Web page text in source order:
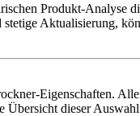
Produkt-Analyse
stetige Aktualisierung,
Eigenschaften.
dieser